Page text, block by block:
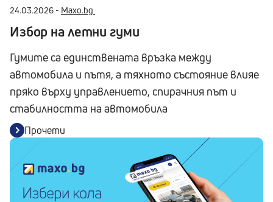
24.03.2026 - Maxo.bg
Избор на летни гуми
Гумите са единствената връзка между
автомобила и пътя, а тяхното състояние влияе
пряко върху управлението, спирачния път и
стабилността на автомобила
Прочети